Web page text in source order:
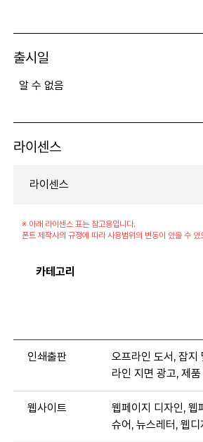
출시일
알 수 없음
라이센스
라이센스
※ 아래 라이센스 표는 참고용입니다.
폰트 제작사의 규정에 따라 사용범위의 변동이 있을 수
카테고리
인쇄출판
오프라인 도서, 잡지
라인 지면 광고, 제
웹사이트
웹페이지 디자인, 웹
슈어, 뉴스레터, 웹